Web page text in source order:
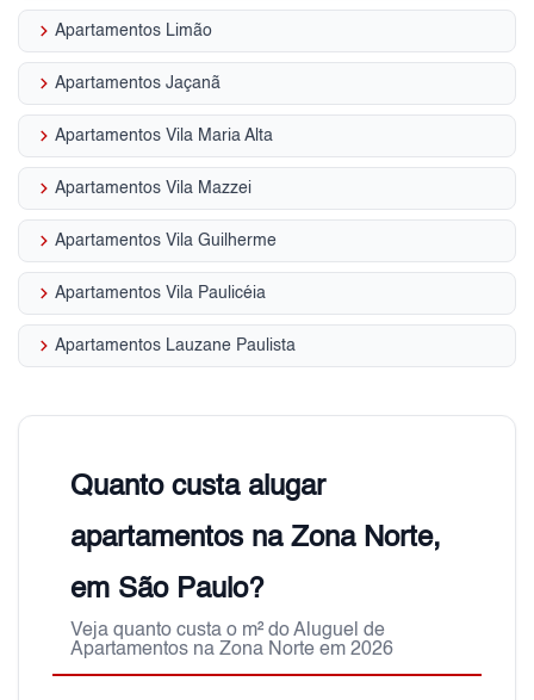
keyboard_arrow_right Apartamentos Limão
keyboard_arrow_right Apartamentos Jaçanã
keyboard_arrow_right Apartamentos Vila Maria Alta
keyboard_arrow_right Apartamentos Vila Mazzei
keyboard_arrow_right Apartamentos Vila Guilherme
keyboard_arrow_right Apartamentos Vila Paulicéia
keyboard_arrow_right Apartamentos Lauzane Paulista
Quanto custa alugar
apartamentos na Zona Norte,
em São Paulo?
Veja quanto custa o m² do Aluguel de
Apartamentos na Zona Norte em 2026